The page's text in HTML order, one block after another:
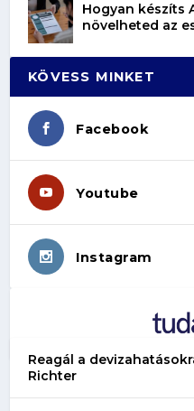
Hogyan készíts
növelheted az
KÖVESS MINKET
Facebook
Youtube
Instagram
Reagál a
Richter